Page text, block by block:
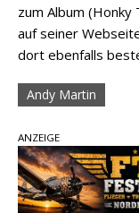
zum Album (Honky
auf seiner
dort ebenfalls
Andy Martin
ANZEIGE